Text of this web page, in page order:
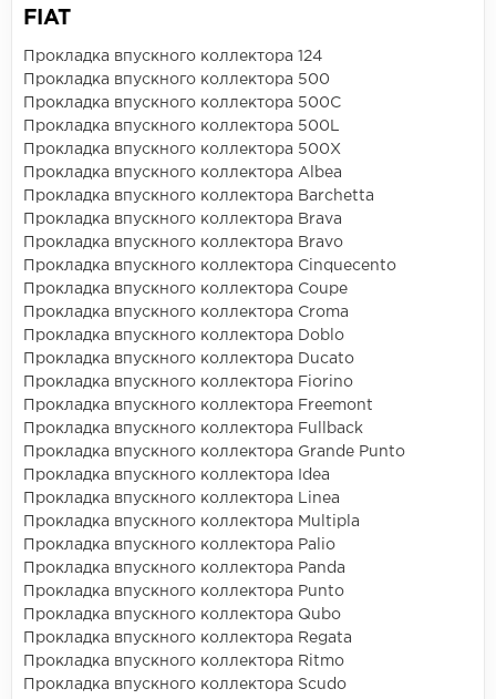
FIAT
Прокладка впускного коллектора 124
Прокладка впускного коллектора 500
Прокладка впускного коллектора 500C
Прокладка впускного коллектора 500L
Прокладка впускного коллектора 500X
Прокладка впускного коллектора Albea
Прокладка впускного коллектора Barchetta
Прокладка впускного коллектора Brava
Прокладка впускного коллектора Bravo
Прокладка впускного коллектора Cinquecento
Прокладка впускного коллектора Coupe
Прокладка впускного коллектора Croma
Прокладка впускного коллектора Doblo
Прокладка впускного коллектора Ducato
Прокладка впускного коллектора Fiorino
Прокладка впускного коллектора Freemont
Прокладка впускного коллектора Fullback
Прокладка впускного коллектора Grande Punto
Прокладка впускного коллектора Idea
Прокладка впускного коллектора Linea
Прокладка впускного коллектора Multipla
Прокладка впускного коллектора Palio
Прокладка впускного коллектора Panda
Прокладка впускного коллектора Punto
Прокладка впускного коллектора Qubo
Прокладка впускного коллектора Regata
Прокладка впускного коллектора Ritmo
Прокладка впускного коллектора Scudo